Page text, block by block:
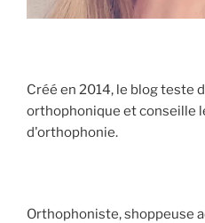
Créé en 2014, le blog teste
orthophonique et conseille
d'orthophonie.
Orthophoniste, shoppeuse